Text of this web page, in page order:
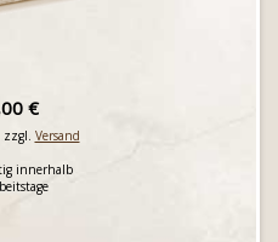
€
Versand
innerhalb